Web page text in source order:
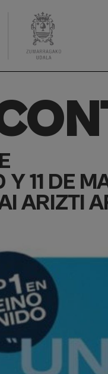
Y 11 DE
ARIZTI